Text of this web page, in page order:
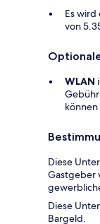
Es wird
von
WLAN
Gebühr
können
Diese
Gastgeber
Diese
Bargeld.